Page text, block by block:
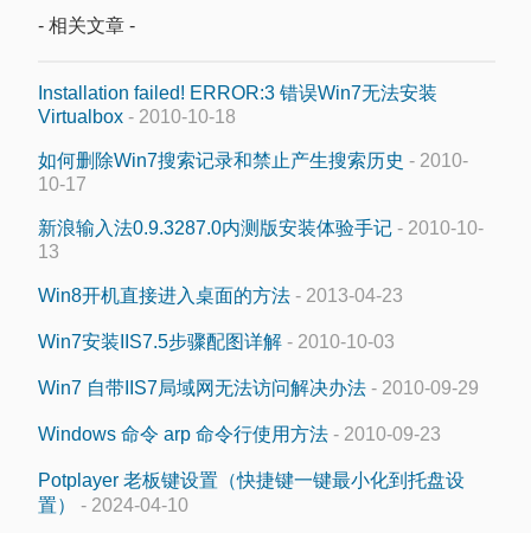
- 相关文章 -
Installation failed! ERROR:3 错误Win7无法安装
Virtualbox - 2010-10-18
如何删除Win7搜索记录和禁止产生搜索历史 - 2010-
10-17
新浪输入法0.9.3287.0内测版安装体验手记 - 2010-10-
13
Win8开机直接进入桌面的方法 - 2013-04-23
Win7安装IIS7.5步骤配图详解 - 2010-10-03
Win7 自带IIS7局域网无法访问解决办法 - 2010-09-29
Windows 命令 arp 命令行使用方法 - 2010-09-23
Potplayer 老板键设置（快捷键一键最小化到托盘设
置）
- 2024-04-10